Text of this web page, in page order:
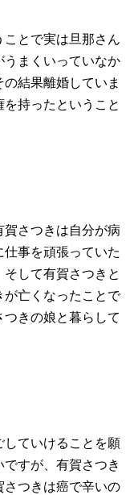
とで実は旦那さん
うまくいっていなか
結果離婚していま
持ったということ
さつきは自分が病
事を頑張っていた
して有賀さつきと
が亡くなったことで
きの娘と暮らして
していけることを願
すが、有賀さつき
さつきは癌で辛いの